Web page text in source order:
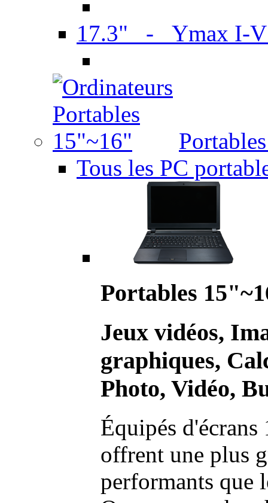
17.3" - Ymax I-
Tous les PC
Portables
Jeux vidéos,
graphiques,
Photo, Vidéo,
Équipés
offrent une plus
performants que